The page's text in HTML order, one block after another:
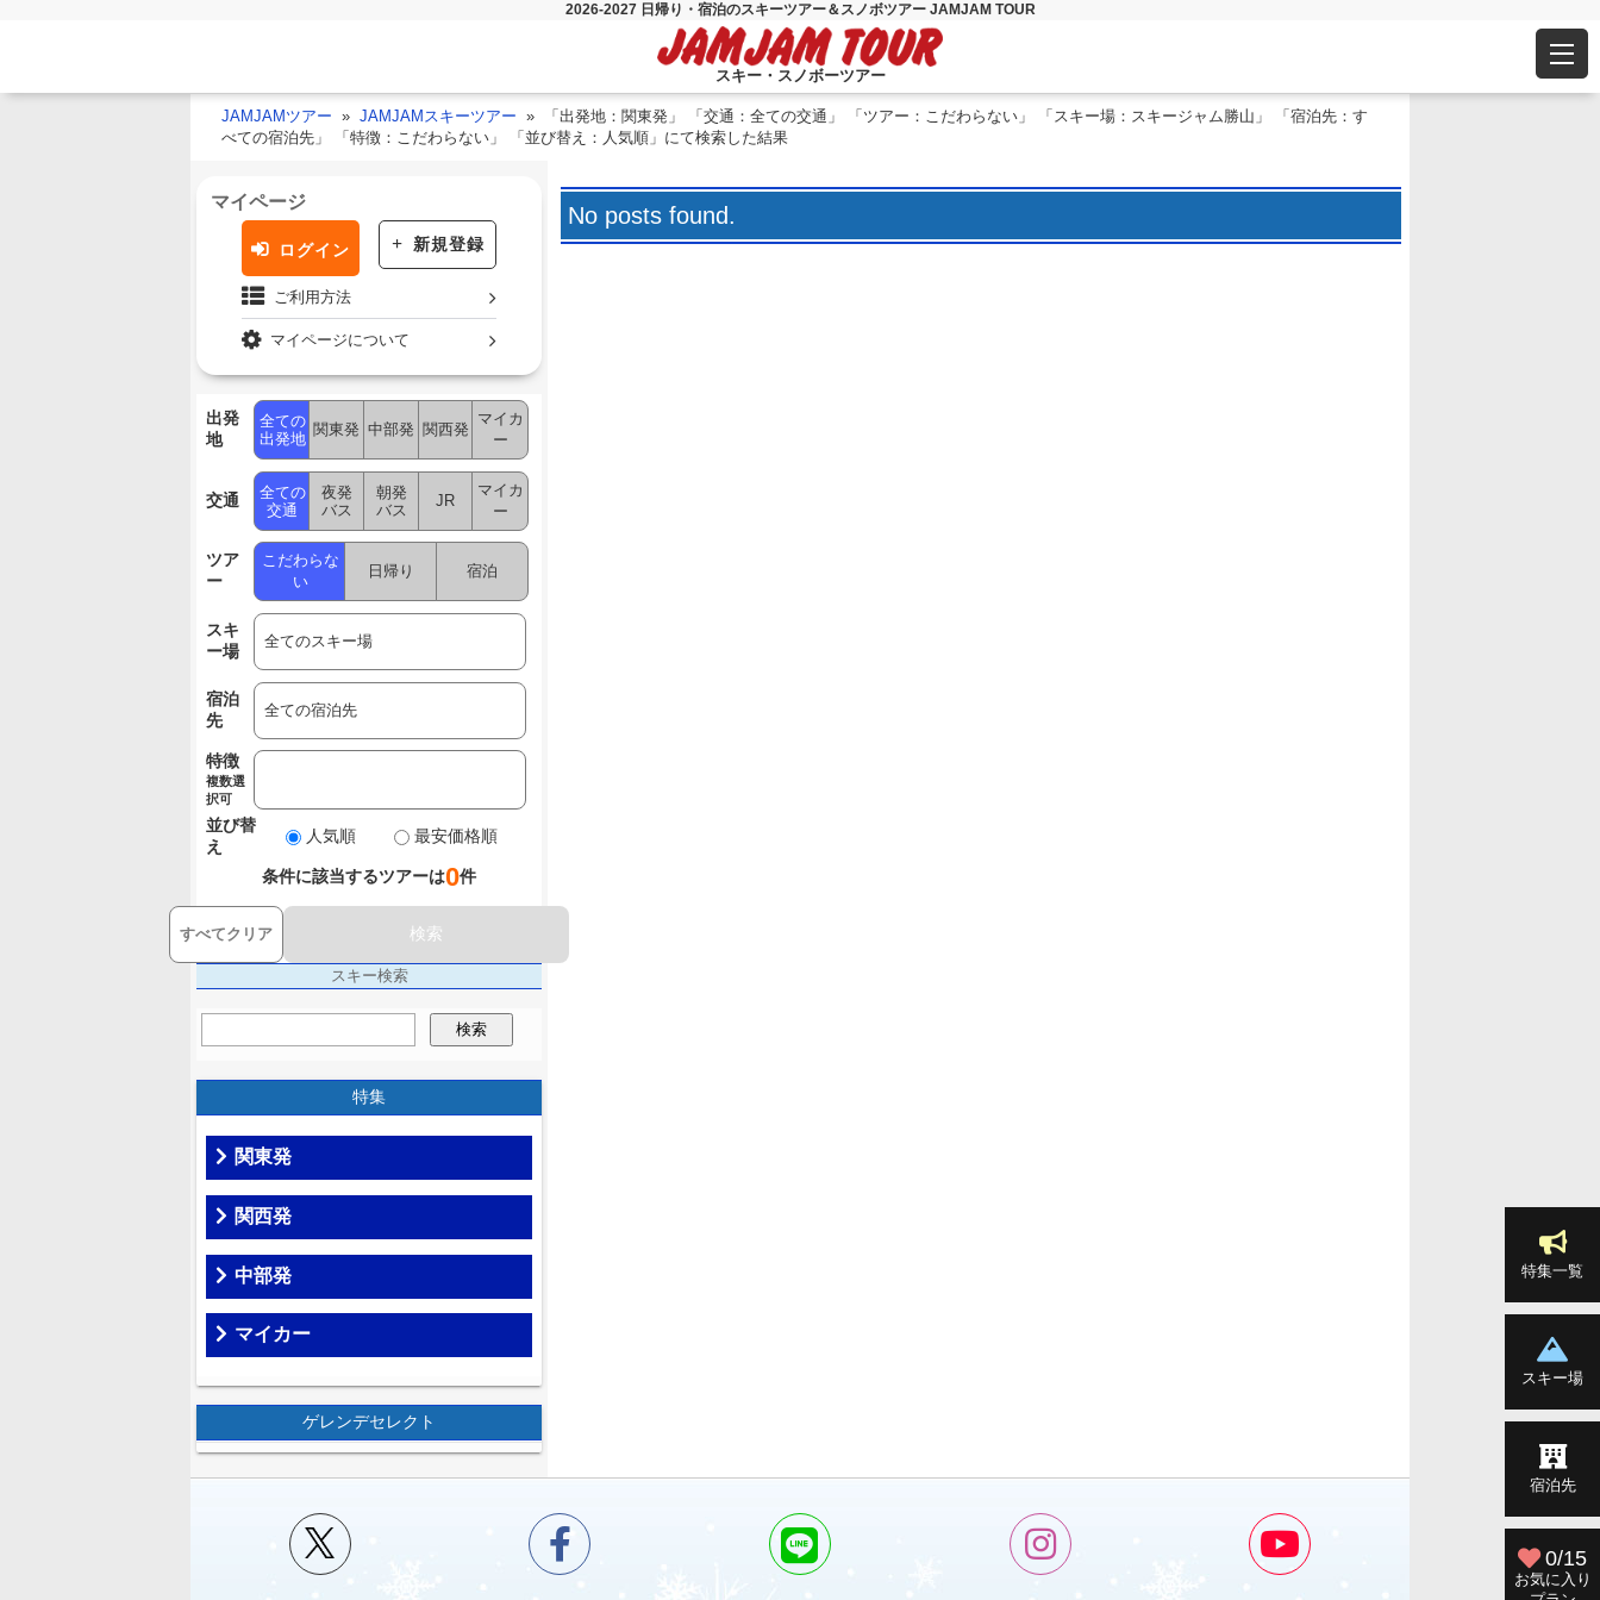
2026-2027 日帰り・宿泊のスキーツアー＆スノボツアー JAMJAM TOUR
スキー・スノボーツアー
JAMJAMツアー JAMJAMスキーツアー
「出発地：関東発」 「交通：全ての交通」 「ツアー：こだわらない」 「スキー場：スキージャム勝山」 「宿泊先：す
べての宿泊先」 「特徴：こだわらない」 「並び替え：人気順」にて検索した結果
No posts found.
マイページ
ログイン 新規登録
ご利用方法
マイページについて
出発
地
全ての
出発地
関東発 中部発 関西発
マイカ
ー
交通
全ての
交通
夜発
バス
朝発
バス
JR
マイカ
ー
ツア
ー
こだわらな
い
日帰り 宿泊
スキ
ー場
宿泊
先
特徴
複数選
択可
並び替
え
人気順 最安価格順
条件に該当するツアーは0件
すべてクリア 検索
スキー検索
検索
特集
関東発
関西発
中部発
マイカー
ゲレンデセレクト
特集一覧
スキー場
宿泊先
0/15
お気に入り